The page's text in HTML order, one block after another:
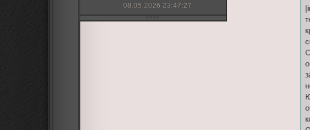
08.05.2026 23:47:27